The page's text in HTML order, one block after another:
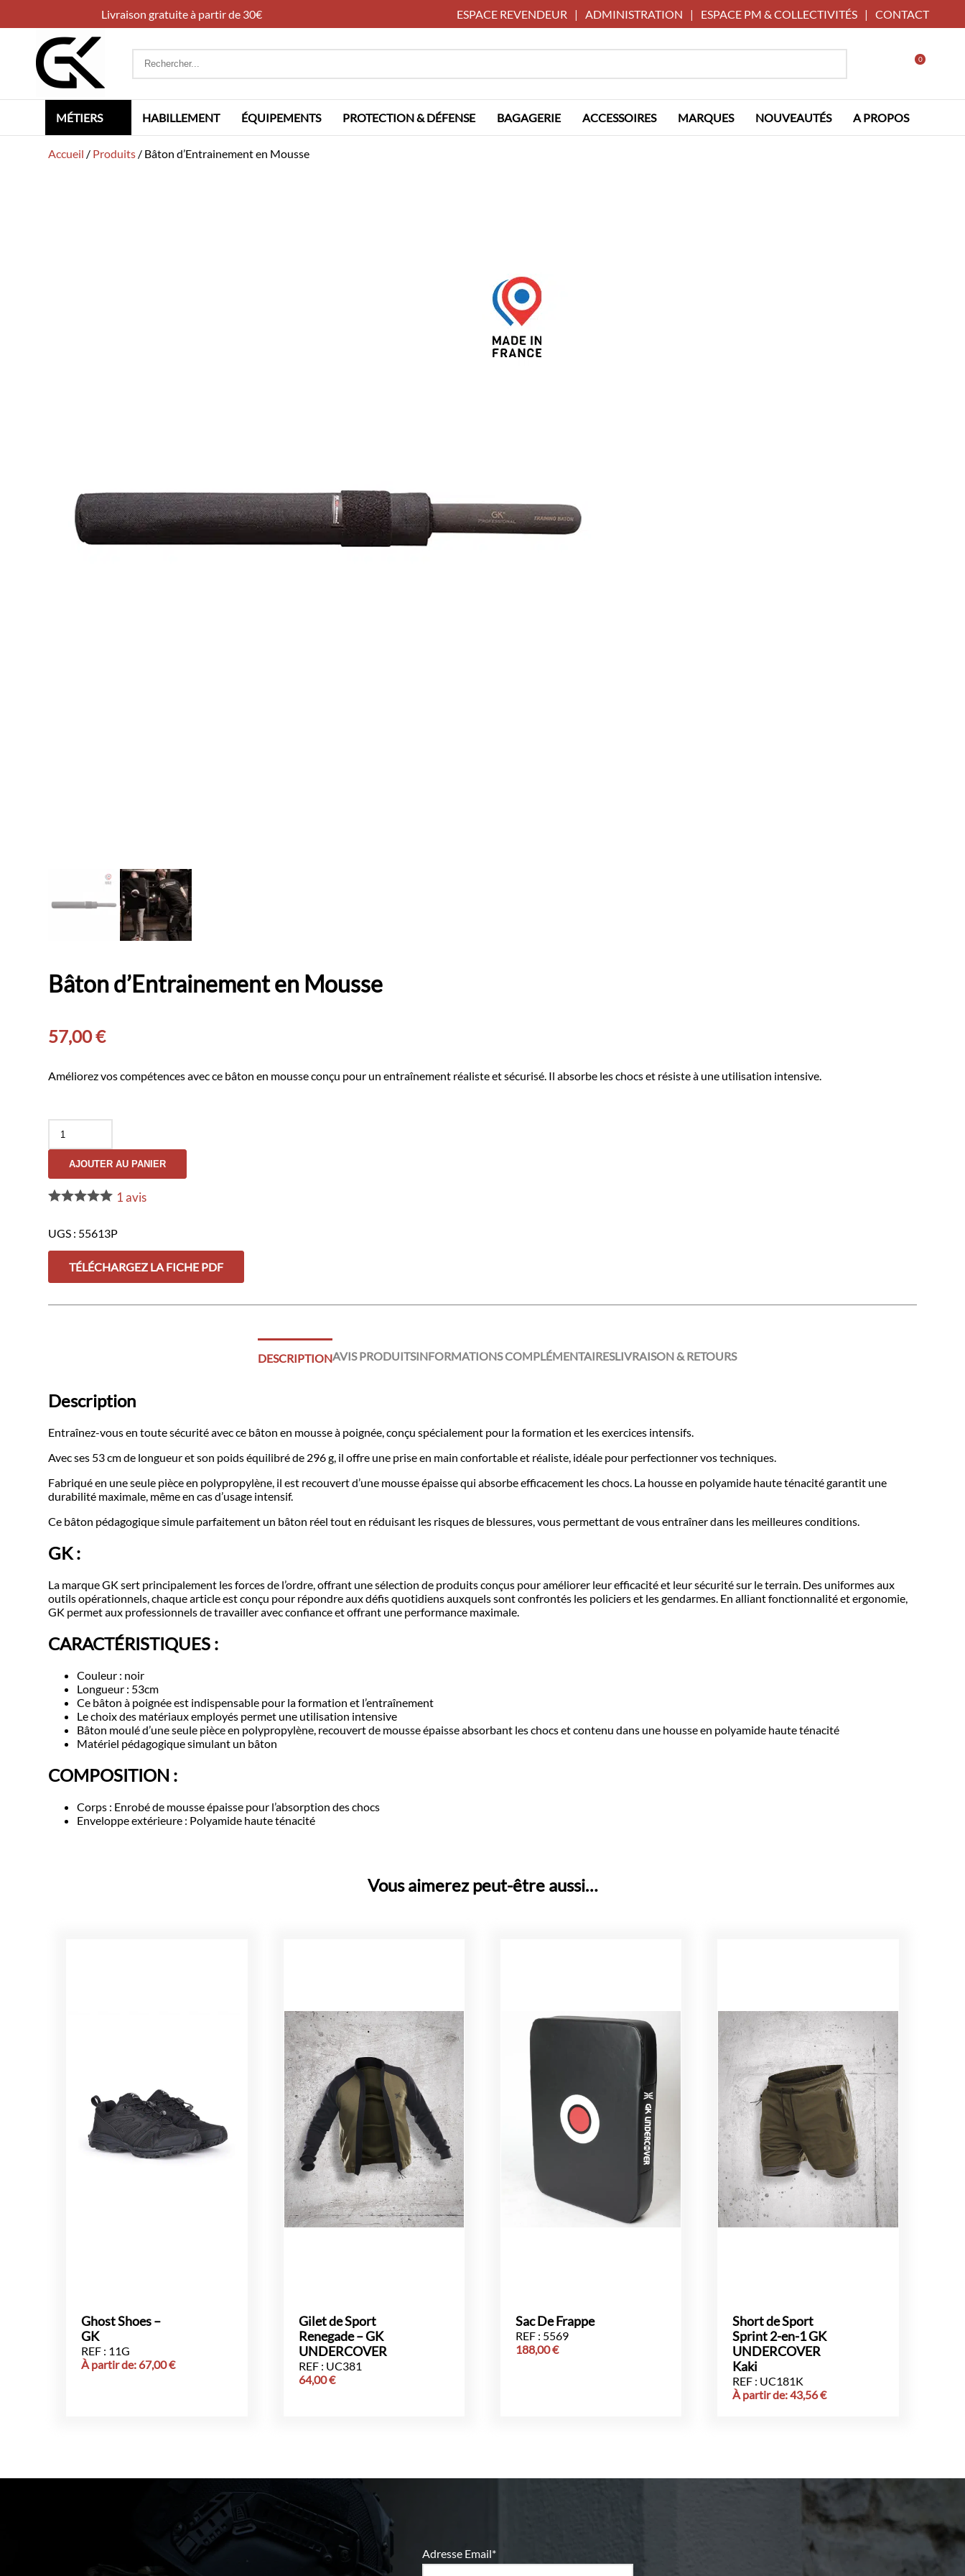
Livraison gratuite à partir de 30€ ESPACE REVENDEUR | ADMINISTRATION | ESPACE PM & COLLECTIVITÉS | CONTACT
Rechercher
0
MÉTIERS HABILLEMENT ÉQUIPEMENTS PROTECTION & DÉFENSE BAGAGERIE ACCESSOIRES MARQUES NOUVEAUTÉS A PROPOS
Accueil / Produits / Bâton d’Entrainement en Mousse
Bâton d’Entrainement en Mousse
57,00€
Améliorez vos compétences avec ce bâton en mousse conçu pour un entraînement réaliste et sécurisé. Il absorbe les chocs et résiste à une utilisation intensive.
Bâton
d'Entrainement
en
Mousse
AJOUTER AU PANIER
1avis
UGS : 55613P
TÉLÉCHARGEZ LA FICHE PDF
DESCRIPTIONAVIS PRODUITSINFORMATIONS COMPLÉMENTAIRESLIVRAISON & RETOURS
Description
Entraînez-vous en toute sécurité avec ce bâton en mousse à poignée, conçu spécialement pour la formation et les exercices intensifs.
Avec ses 53 cm de longueur et son poids équilibré de 296 g, il offre une prise en main confortable et réaliste, idéale pour perfectionner vos techniques.
Fabriqué en une seule pièce en polypropylène, il est recouvert d’une mousse épaisse qui absorbe efficacement les chocs. La housse en polyamide haute ténacité garantit une
durabilité maximale, même en cas d’usage intensif.
Ce bâton pédagogique simule parfaitement un bâton réel tout en réduisant les risques de blessures, vous permettant de vous entraîner dans les meilleures conditions.
GK :
La marque GK sert principalement les forces de l’ordre, offrant une sélection de produits conçus pour améliorer leur efficacité et leur sécurité sur le terrain. Des uniformes aux
outils opérationnels, chaque article est conçu pour répondre aux défis quotidiens auxquels sont confrontés les policiers et les gendarmes. En alliant fonctionnalité et ergonomie,
GK permet aux professionnels de travailler avec confiance et offrant une performance maximale.
CARACTÉRISTIQUES :
Couleur : noir
Longueur : 53cm
Ce bâton à poignée est indispensable pour la formation et l’entraînement
Le choix des matériaux employés permet une utilisation intensive
Bâton moulé d’une seule pièce en polypropylène, recouvert de mousse épaisse absorbant les chocs et contenu dans une housse en polyamide haute ténacité
Matériel pédagogique simulant un bâton
COMPOSITION :
Corps : Enrobé de mousse épaisse pour l’absorption des chocs
Enveloppe extérieure : Polyamide haute ténacité
Vous aimerez peut-être aussi…
Ghost Shoes –
GK
REF : 11G
À partir de: 67,00€
Gilet de Sport
Renegade – GK
UNDERCOVER
REF : UC381
64,00€
Sac De Frappe
REF : 5569
188,00€
Short de Sport
Sprint 2-en-1 GK
UNDERCOVER
Kaki
REF : UC181K
À partir de:43,56€
Adresse Email*